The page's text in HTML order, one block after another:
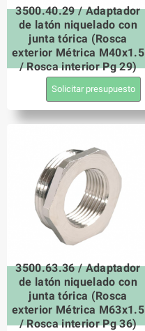
3500.40.29 / Adaptador
de latón niquelado con
junta tórica (Rosca
exterior Métrica M40x1.5
/ Rosca interior Pg 29)
Solicitar presupuesto
3500.63.36 / Adaptador
de latón niquelado con
junta tórica (Rosca
exterior Métrica M63x1.5
/ Rosca interior Pg 36)